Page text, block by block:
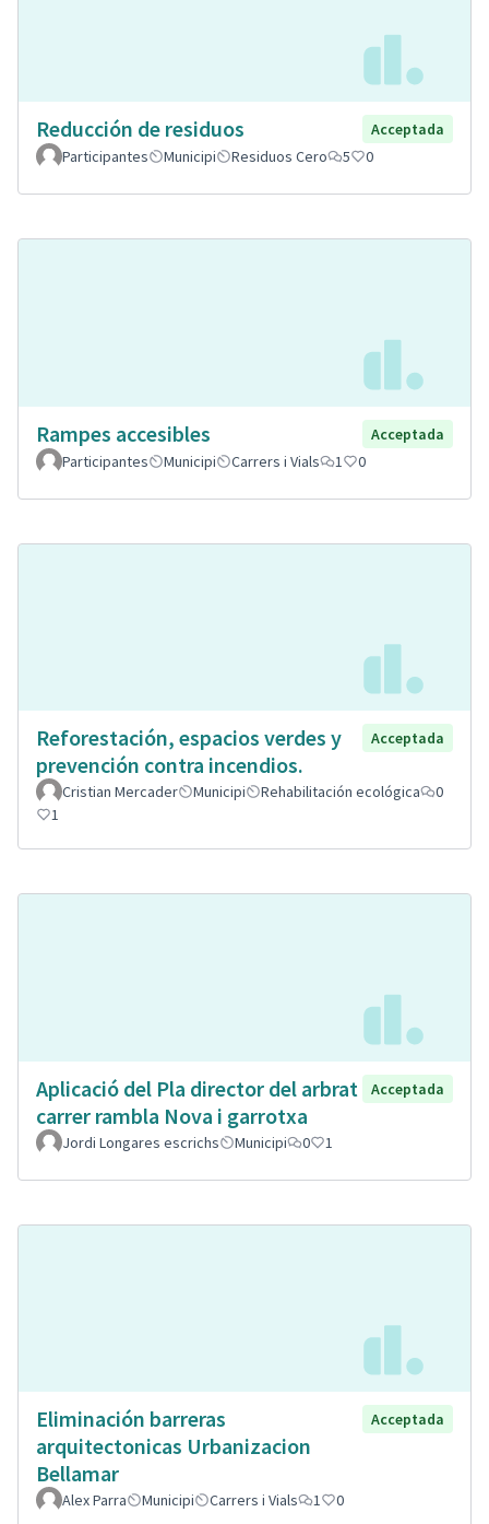
Reducción de residuos
Acceptada
Participantes
Municipi Residuos Cero 5 0
Rampes accesibles
Acceptada
Participantes
Municipi Carrers i Vials 1 0
Reforestación, espacios verdes y
prevención contra incendios.
Acceptada
Cristian Mercader Municipi Rehabilitación ecológica
0
1
Aplicació del Pla director del arbrat
carrer rambla Nova i garrotxa
Acceptada
Jordi Longares escrichs Municipi 0 1
Eliminación barreras
arquitectonicas Urbanizacion
Bellamar
Acceptada
Alex Parra Municipi Carrers i Vials 1 0